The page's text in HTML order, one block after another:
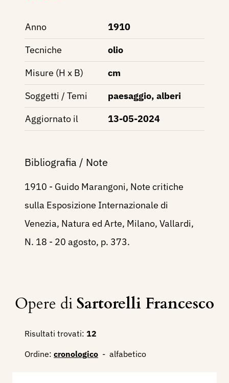
Anno
1910
Tecniche
olio
Misure (H x B)
cm
Soggetti / Temi
paesaggio, alberi
Aggiornato il
13-05-2024
Bibliografia / Note
1910 - Guido Marangoni, Note critiche
sulla Esposizione Internazionale di
Venezia, Natura ed Arte, Milano, Vallardi,
N. 18 - 20 agosto, p. 373.
Opere diSartorelli Francesco
Risultati trovati: 12
Ordine: cronologico - alfabetico